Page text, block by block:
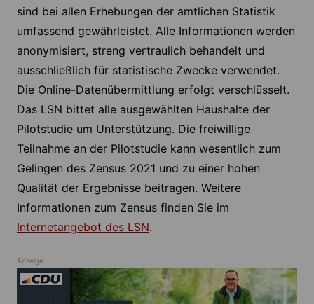
sind bei allen Erhebungen der amtlichen Statistik
umfassend gewährleistet. Alle Informationen werden
anonymisiert, streng vertraulich behandelt und
ausschließlich für statistische Zwecke verwendet.
Die Online-Datenübermittlung erfolgt verschlüsselt.
Das LSN bittet alle ausgewählten Haushalte der
Pilotstudie um Unterstützung. Die freiwillige
Teilnahme an der Pilotstudie kann wesentlich zum
Gelingen des Zensus 2021 und zu einer hohen
Qualität der Ergebnisse beitragen. Weitere
Informationen zum Zensus finden Sie im
Internetangebot des LSN.
Anzeige